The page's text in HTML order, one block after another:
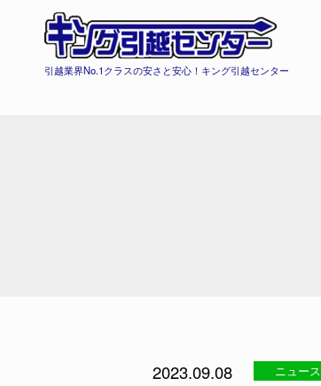
引越業界No.1クラスの安さと安心！キング引越センター
2023.09.08 ニュース